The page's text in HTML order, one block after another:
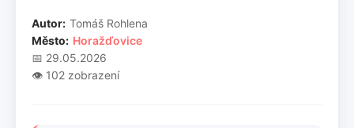
Autor: Tomáš Rohlena
Město: Horažďovice
📅 29.05.2026
👁️ 102 zobrazení